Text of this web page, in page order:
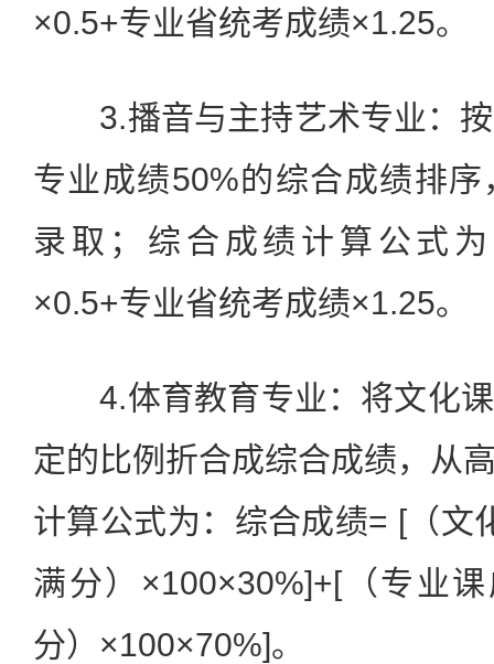
×0.5+专业省统考成绩×1.25。
3.播音与主持艺术专业：按
专业成绩50%的综合成绩排
录取；综合成绩计算公式
×0.5+专业省统考成绩×1.25。
4.体育教育专业：将文化课
定的比例折合成综合成绩，从
计算公式为：综合成绩= [（文
满分）×100×30%]+[（专业
分）×100×70%]。